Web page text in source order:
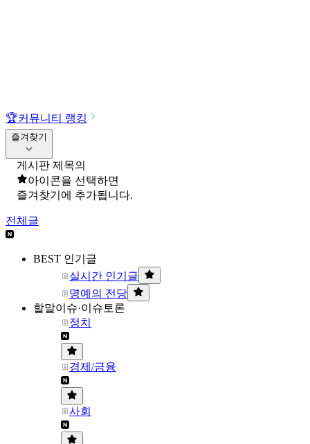
🏆커뮤니티 랭킹
즐겨찾기
게시판 제목의
아이콘을 선택하면
즐겨찾기에 추가됩니다.
전체글
BEST 인기글
실시간 인기글
명예의 전당
할말이슈·이슈토론
정치
경제/금융
사회